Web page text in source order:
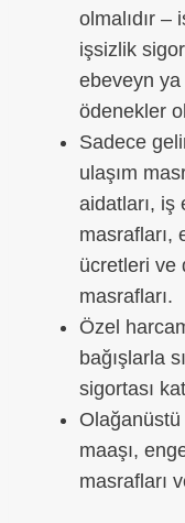
olmalıdır –
işsizlik
ebeveyn
ödenekler
Sadece
ulaşım
aidatları, iş
masrafları,
ücretleri ve
masrafları.
Özel
bağışlarla
sigortası
maaşı,
masrafları